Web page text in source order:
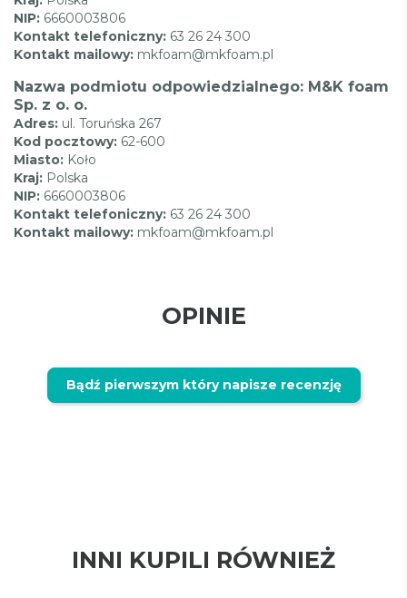
NIP: 6660003806
Kontakt telefoniczny: 63 26 24 300
Kontakt mailowy: mkfoam@mkfoam.pl
Nazwa podmiotu odpowiedzialnego: M&K foam
Sp. z o. o.
Adres: ul. Toruńska 267
Kod pocztowy: 62-600
Miasto: Koło
Kraj: Polska
NIP: 6660003806
Kontakt telefoniczny: 63 26 24 300
Kontakt mailowy: mkfoam@mkfoam.pl
OPINIE
Bądź pierwszym który napisze recenzję
INNI KUPILI RÓWNIEŻ